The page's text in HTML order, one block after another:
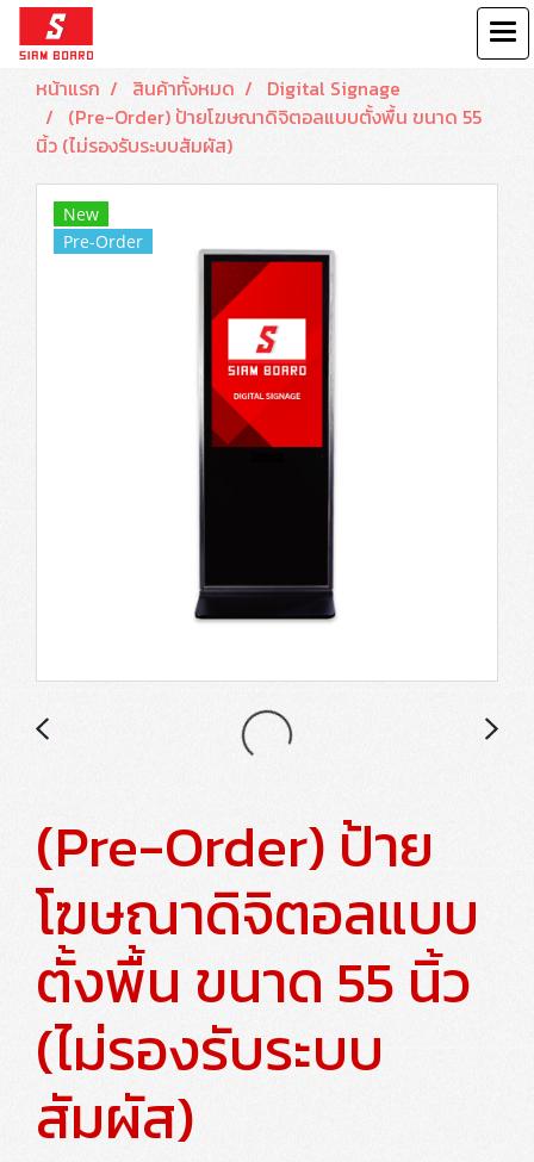
หน้าแรก สินค้าทั้งหมด
Digital Signage
(Pre-Order) ป้ายโฆษณาดิจิตอลแบบตั้งพื้น ขนาด 55
นิ้ว (ไม่รองรับระบบสัมผัส)
New
Pre-Order
(Pre-Order) ป้าย
โฆษณาดิจิตอลแบบ
ตั้งพื้น ขนาด 55 นิ้ว
(ไม่รองรับระบบ
สัมผัส)